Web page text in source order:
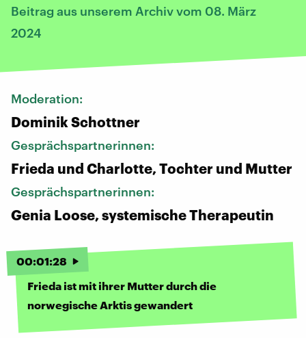
Beitrag aus unserem Archiv vom 08. März
2024
Moderation:
Dominik Schottner
Gesprächspartnerinnen:
Frieda und Charlotte, Tochter und Mutter
Gesprächspartnerinnen:
Genia Loose, systemische Therapeutin
00:01:28
Frieda ist mit ihrer Mutter durch die
norwegische Arktis gewandert